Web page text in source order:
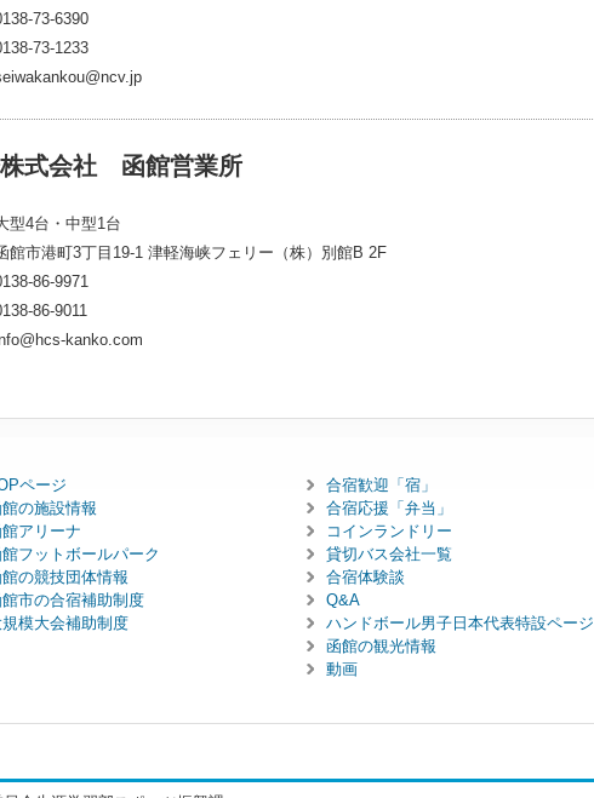
73-6390
73-1233
式会社 函館営業所
型4台・中型1台
館市港町3丁目19-1 津軽海峡フェリー（株）別館B 2F
86-9971
86-9011
kanko.com
ページ
の施設情報
アリーナ
フットボールパーク
の競技団体情報
市の合宿補助制度
規模大会補助制度
合宿歓迎「宿」
合宿応援「弁当」
コインランドリー
貸切バス会社一覧
合宿体験談
Q&A
ハンドボール男子日本代表特設ページ
函館の観光情報
動画